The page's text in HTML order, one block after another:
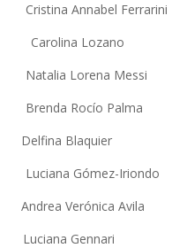
Annabel
Carolina
Natalia Lorena
Brenda Rocío
Blaquier FAM
Gómez-
Verónica Avila
Gennari